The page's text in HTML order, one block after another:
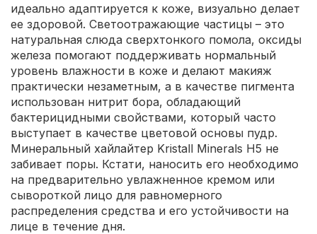
идеально адаптируется к коже, визуально делает
ее здоровой. Светоотражающие частицы – это
натуральная слюда сверхтонкого помола, оксиды
железа помогают поддерживать нормальный
уровень влажности в коже и делают макияж
практически незаметным, а в качестве пигмента
использован нитрит бора, обладающий
бактерицидными свойствами, который часто
выступает в качестве цветовой основы пудр.
Минеральный хайлайтер Kristall Minerals H5 не
забивает поры. Кстати, наносить его необходимо
на предварительно увлажненное кремом или
сывороткой лицо для равномерного
распределения средства и его устойчивости на
лице в течение дня.